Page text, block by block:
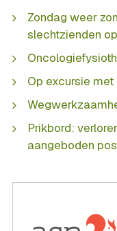
Zondag weer
slechtzienden
Op excursie
Prikbord:
aangeboden